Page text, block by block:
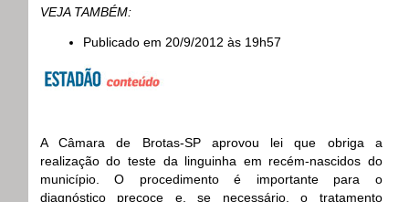
VEJA TAMBÉM:
Publicado em 20/9/2012 às 19h57
A Câmara de Brotas-SP aprovou lei que obriga a
realização do teste da linguinha em recém-nascidos do
município. O procedimento é importante para o
diagnóstico precoce e, se necessário, o tratamento